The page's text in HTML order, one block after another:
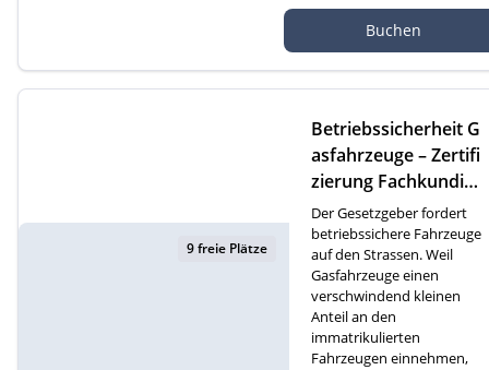
atte 1D, 6260 Reiden
Buchen
9 freie Plätze
Betriebssicherheit G
asfahrzeuge – Zertifi
zierung Fachkundige
für Gasfahrzeuge (F)
Der Gesetzgeber fordert
betriebssichere Fahrzeuge
auf den Strassen. Weil
Gasfahrzeuge einen
verschwindend kleinen
Anteil an den
immatrikulierten
Fahrzeugen einnehmen,